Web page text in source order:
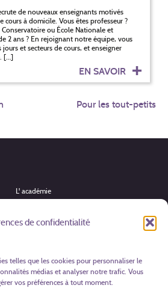
de confidentialité
telles que les cookies pour personnaliser le
médias et analyser notre trafic. Vous
vos préférences à tout moment.
de nouveaux enseignants motivés
cours à domicile. Vous êtes professeur ?
Conservatoire ou École Nationale et
2 ans ? En rejoignant notre équipe, vous
et secteurs de cours, et enseigner
[…]
EN SAVOIR
Pour les tout-petits
L' académie
Actualités
Candidature